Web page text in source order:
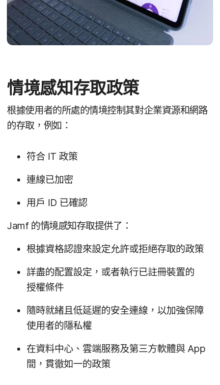
情境​感知​存取​政策
根據​使用​者​的​所處​的​情境​控制​其​對​企業​資源​和​網路​
的​存取，​例如：
符合 IT政策
連線​已​加密
用​戶 ID 已​確認
Jamf 的​情境​感知​存取​提供​了：
根據​資格​認證來​設定​允許​或​拒絕​存取​的​政策
詳盡​的​配置​設定，​或​者​執行​已​註冊​裝置​的​
授權​條件
隨時​就​緒且​低​延遲​的​安全​連線，​以​加強​保障​
使用者​的​隱私權
在​資料​中心、​雲端​服務​及​第三​方​軟體​與 App
間，​貫徹​如一​的​政策